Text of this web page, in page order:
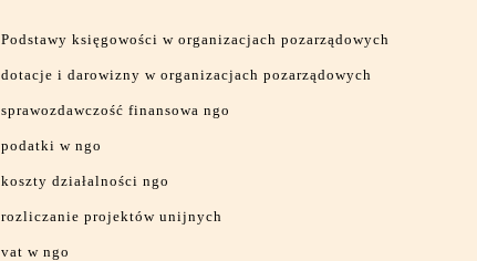
Podstawy księgowości w organizacjach pozarządowych
dotacje i darowizny w organizacjach pozarządowych
sprawozdawczość finansowa ngo
podatki w ngo
koszty działalności ngo
rozliczanie projektów unijnych
vat w ngo